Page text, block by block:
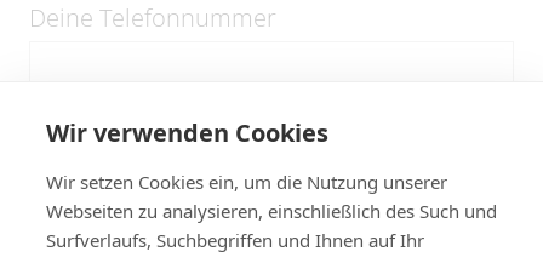
Wir verwenden Cookies
Wir setzen Cookies ein, um die Nutzung unserer
Webseiten zu analysieren, einschließlich des Such und
Surfverlaufs, Suchbegriffen und Ihnen auf Ihr
Deine Telefonnummer
Deine E-Mail-Adresse
Wer ist dein Notfallkontakt